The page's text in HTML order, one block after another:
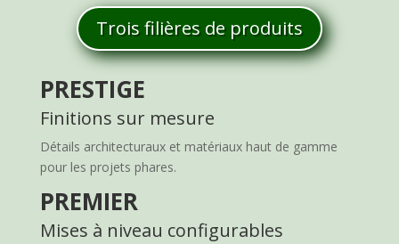
Trois filières de produits
PRESTIGE
Finitions sur mesure
Détails architecturaux et matériaux haut de gamme
pour les projets phares.
PREMIER
Mises à niveau configurables